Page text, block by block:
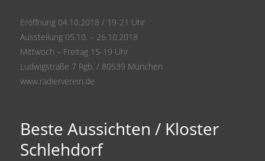
Eröffnung 04.10.2018 / 19-21 Uhr
Ausstellung 05.10. – 26.10.2018
Mittwoch – Freitag 15-19 Uhr
Ludwigstraße 7 Rgb. / 80539 München
www.radierverein.de
Beste Aussichten / Kloster
Schlehdorf